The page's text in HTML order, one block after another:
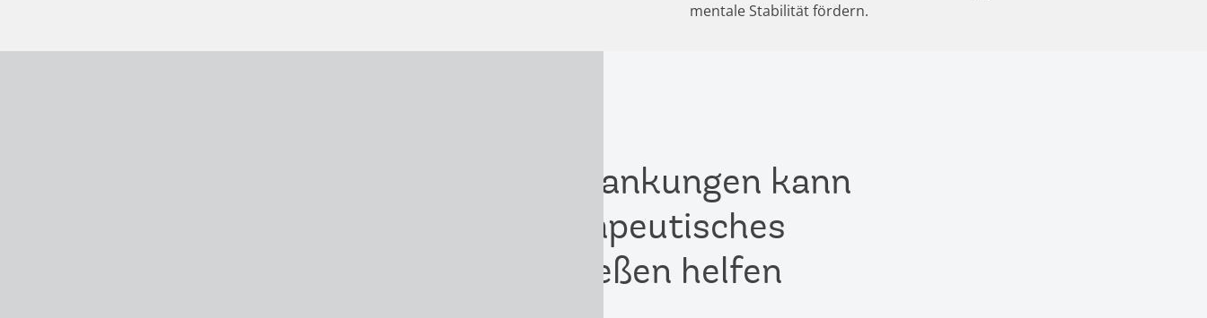
mentale Stabilität fördern.
Bei diesen Erkrankungen kann
Ihnen therapeutisches
Bogenschießen helfen